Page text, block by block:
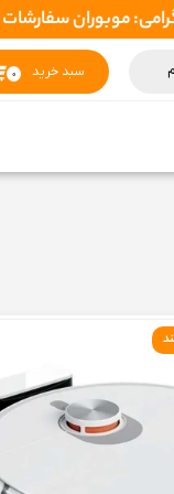
۰ سبد خرید
اسرع وقت ( 1 تا 2 روز کاری ) ارسال میکند تا